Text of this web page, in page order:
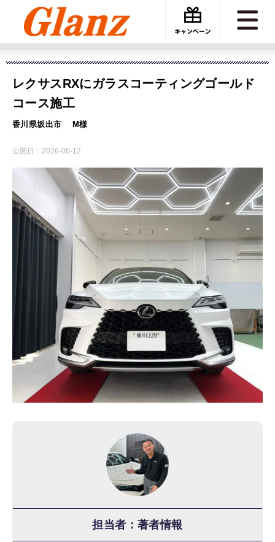
カーケアグランツ
施工事例
レクサスRXにガラスコーティングゴールドコース施工
レクサスRXにガラスコーティングゴールド
コース施工
香川県坂出市 M様
公開日： 2026-06-12
担当者：著者情報